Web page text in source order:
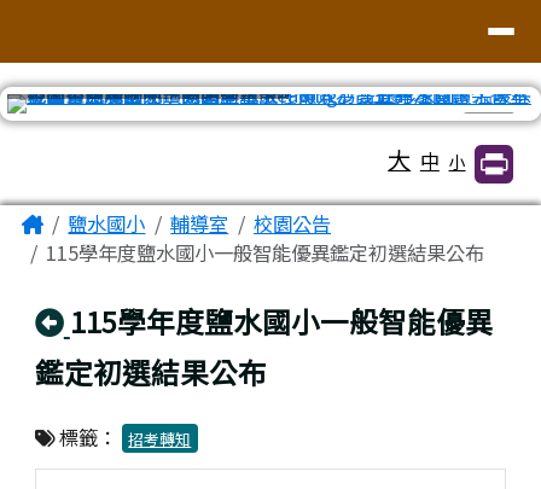
大 中 小
主內容區域
Home鹽水國小 輔導室
校園公告
115學年度鹽水國小一般智能優異鑑定初選結果公布
回上頁
115學年度鹽水國小一般智能優異
鑑定初選結果公布
標籤： 招考轉知
頁尾區域